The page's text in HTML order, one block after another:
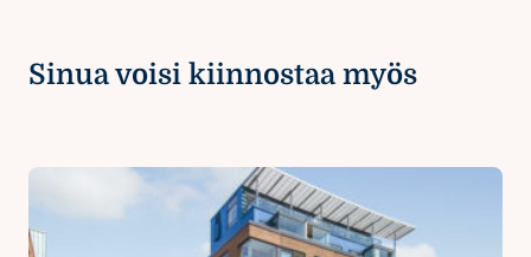
Sinua voisi kiinnostaa myös